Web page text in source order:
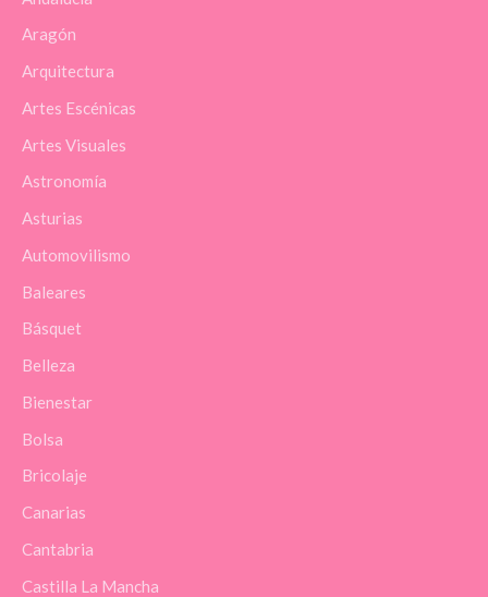
Aragón
Arquitectura
Artes Escénicas
Artes Visuales
Astronomía
Asturias
Automovilismo
Baleares
Básquet
Belleza
Bienestar
Bolsa
Bricolaje
Canarias
Cantabria
Castilla La Mancha